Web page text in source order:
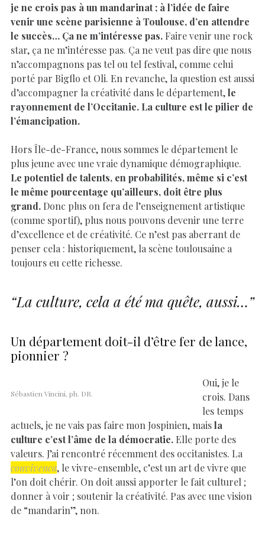
je ne crois pas à un mandarinat ; à l’idée de faire
venir une scène parisienne à Toulouse, d’en attendre
le succès… Ça ne m’intéresse pas. Faire venir une rock
star, ça ne m’intéresse pas. Ça ne veut pas dire que nous
n’accompagnons pas tel ou tel festival, comme celui
porté par Bigflo et Oli. En revanche, la question est aussi
d’accompagner la créativité dans le département,le
rayonnement de l’Occitanie. La culture est le pilier de
l’émancipation.
Hors Île-de-France, nous sommes le département le
plus jeune avec une vraie dynamique démographique.
Le potentiel de talents, en probabilités, même si c’est
le même pourcentage qu’ailleurs, doit être plus
grand. Donc plus on fera de l’enseignement artistique
(comme sportif), plus nous pouvons devenir une terre
d’excellence et de créativité. Ce n’est pas aberrant de
penser cela : historiquement, la scène toulousaine a
toujours eu cette richesse.
“La culture, cela a été ma quête, aussi…”
Un département doit-il d’être fer de lance,
pionnier ?
Sébastien Vincini, ph. DR.
Oui, je le
crois. Dans
les temps
actuels, je ne vais pas faire mon Jospinien, maisla
culture c’est l’âme de la démocratie. Elle porte des
valeurs. J’ai rencontré récemment des occitanistes. La
convivenca, le vivre-ensemble, c’est un art de vivre que
l’on doit chérir. On doit aussi apporter le fait culturel ;
donner à voir ; soutenir la créativité. Pas avec une vision
de “mandarin”, non.